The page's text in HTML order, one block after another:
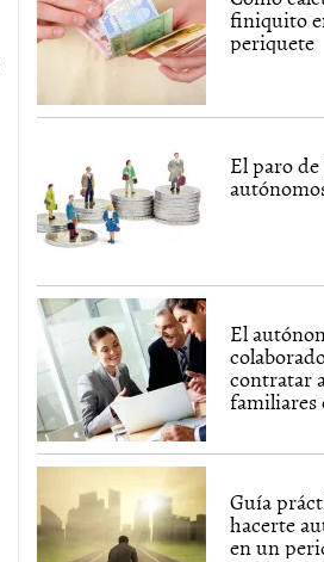
finiquito
periquete
El paro
El
contratar
familiares
Guía
hacerte
en un